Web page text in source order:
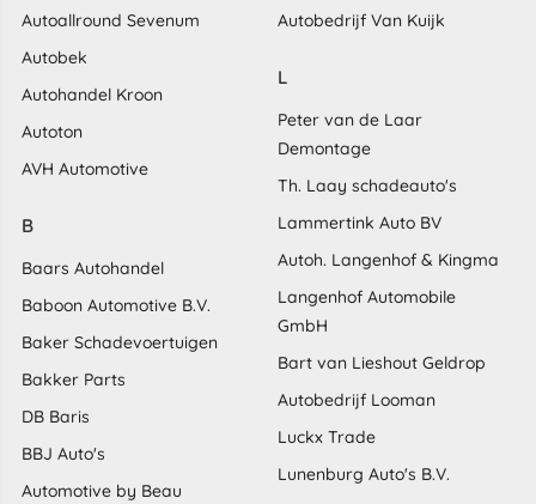
Autoallround Sevenum
Autobek
Autohandel Kroon
Autoton
AVH Automotive
B
Baars Autohandel
Baboon Automotive B.V.
Baker Schadevoertuigen
Bakker Parts
DB Baris
BBJ Auto's
Automotive by Beau
Autobedrijf Van Kuijk
L
Peter van de Laar
Demontage
Th. Laay schadeauto's
Lammertink Auto BV
Autoh. Langenhof & Kingma
Langenhof Automobile
GmbH
Bart van Lieshout Geldrop
Autobedrijf Looman
Luckx Trade
Lunenburg Auto's B.V.